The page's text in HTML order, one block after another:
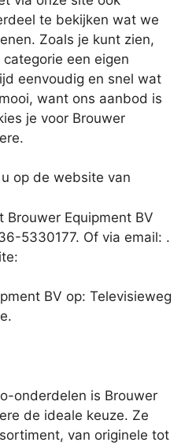
te bekijken wat we
Zoals je kunt zien,
een eigen
eenvoudig en snel wat
want ons aanbod is
je voor Brouwer
op de website van
Brouwer Equipment BV
5330177. Of via email: .
BV op: Televisieweg
onderdelen is Brouwer
de ideale keuze. Ze
van originele tot